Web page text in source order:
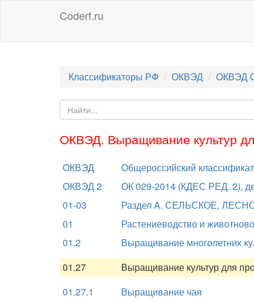
Coderf.ru
Классификаторы РФ ОКВЭД ОКВЭД
ОКВЭД. Выращивание культур
ОКВЭД
Общероссийский
ОКВЭД 2
ОК 029-2014 (КДЕС РЕД. 2),
01-03
Раздел A. СЕЛЬСКОЕ,
01
Растениеводство и
01.2
Выращивание многолетних
01.27
Выращивание культур для
01.27.1
Выращивание чая